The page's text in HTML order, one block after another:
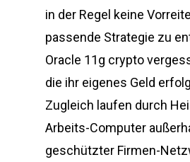
in der Regel keine
passende Strategie zu
Oracle 11g crypto
die ihr eigenes Geld
Zugleich laufen durch
Arbeits-Computer
geschützter Firmen-